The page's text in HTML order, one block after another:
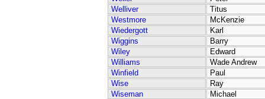
Welliver
Titus
Westmore
McKenzie
Wiedergott
Karl
Wiggins
Barry
Wiley
Edward
Williams
Wade Andrew
Winfield
Paul
Wise
Ray
Wiseman
Michael